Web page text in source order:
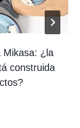
Mikasa: ¿la
construida